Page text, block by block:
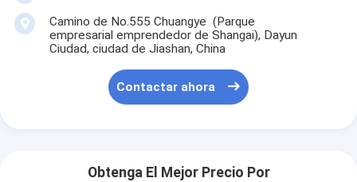
Camino de No.555 Chuangye (Parque
empresarial emprendedor de Shangai), Dayun
Ciudad, ciudad de Jiashan, China
Contactar ahora
Obtenga El Mejor Precio Por